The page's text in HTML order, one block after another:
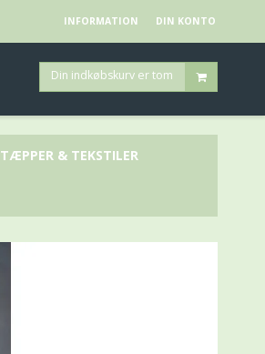
INFORMATION DIN KONTO
Din indkøbskurv er tom
TÆPPER & TEKSTILER